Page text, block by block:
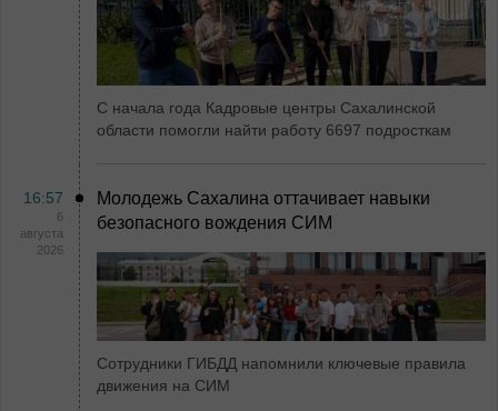
С начала года Кадровые центры Сахалинской
области помогли найти работу 6697 подросткам
16:57
6
августа
2026
Молодежь Сахалина оттачивает навыки
безопасного вождения СИМ
Сотрудники ГИБДД напомнили ключевые правила
движения на СИМ